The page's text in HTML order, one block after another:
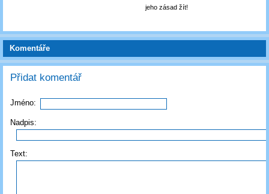
jeho zásad žít!
Komentáře
Přidat komentář
Jméno:
Nadpis:
Text: